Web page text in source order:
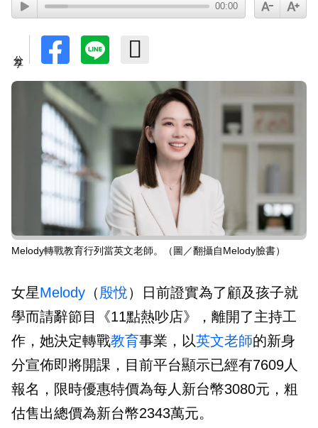
00:00
Melody轉戰教育行列當英文老師。（圖／翻攝自Melody臉書）
女星Melody （ 殷悅）日前證實為了顧及孩子就
學而請辭節目《11點熱吵店》，離開了主持工
作，她決定轉戰教育事業，以英文老師的新身
分宣佈即將開課，目前平台顯示已經有7609人
報名，限時優惠特價為每人新台幣3080元，粗
估售出總價為新台幣2343萬元。